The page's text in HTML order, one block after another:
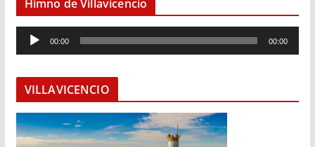
Himno de Villavicencio
e
o
d
u
00:00 00:00
VILLAVICENCIO